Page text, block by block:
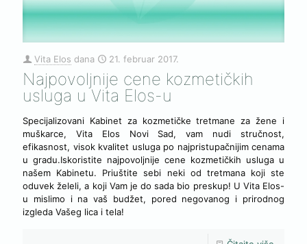
Vita Elos dana 21. februar 2017.
Najpovoljnije cene kozmetičkih
usluga u Vita Elos-u
Specijalizovani Kabinet za kozmetičke tretmane za žene i
muškarce, Vita Elos Novi Sad, vam nudi stručnost,
efikasnost, visok kvalitet usluga po najpristupačnijim cenama
u gradu.Iskoristite najpovoljnije cene kozmetičkih usluga u
našem Kabinetu. Priuštite sebi neki od tretmana koji ste
oduvek želeli, a koji Vam je do sada bio preskup! U Vita Elos-
u mislimo i na vaš budžet, pored negovanog i prirodnog
izgleda Vašeg lica i tela!